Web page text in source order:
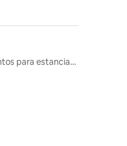
Alojamientos para estancias largas